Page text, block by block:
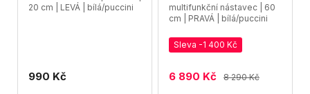
20 cm | LEVÁ | bílá/puccini
990 Kč
multifunkční nástavec | 60
cm | PRAVÁ | bílá/puccini
Sleva -1 400 Kč
6 890 Kč 8 290 Kč